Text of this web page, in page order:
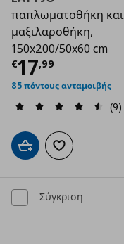
παπλωματοθήκη και
μαξιλαροθήκη,
150x200/50x60 cm
€17,99
Τρέχουσα
85 πόντους ανταμοιβής
(9)
Προσθήκη στο καλάθι
Προσθήκη στα
Σύγκριση